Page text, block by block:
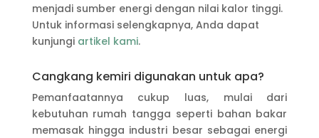
menjadi sumber energi dengan nilai kalor tinggi.
Untuk informasi selengkapnya, Anda dapat
kunjungi artikel kami.
Cangkang kemiri digunakan untuk apa?
Pemanfaatannya cukup luas, mulai dari
kebutuhan rumah tangga seperti bahan bakar
memasak hingga industri besar sebagai energi